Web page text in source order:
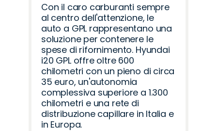
Con il caro carburanti sempre
al centro dell'attenzione, le
auto a GPL rappresentano una
soluzione per contenere le
spese di rifornimento. Hyundai
i20 GPL offre oltre 600
chilometri con un pieno di circa
35 euro, un'autonomia
complessiva superiore a 1.300
chilometri e una rete di
distribuzione capillare in Italia e
in Europa.